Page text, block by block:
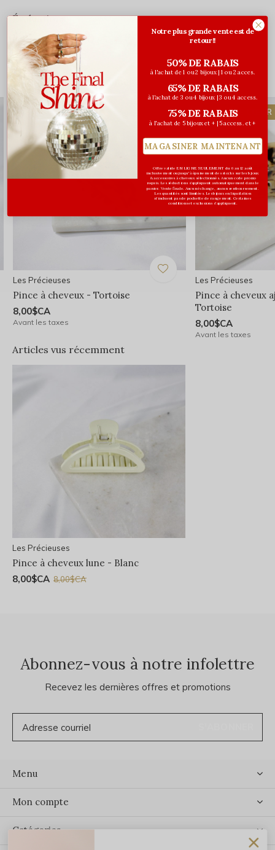
Évaluations
Vous pourriez aussi aimer...
Les Précieuses
Pince à cheveux - Tortoise
8,00$CA
Avant les taxes
COUP DE CŒUR
Les Précieuses
Pince à cheveux
Tortoise
8,00$CA
Avant les taxes
Articles vus récemment
Les Précieuses
Pince à cheveux lune - Blanc
8,00$CA 8,00$CA
Abonnez-vous à notre infolettre
Recevez les dernières offres et promotions
Menu
Mon compte
Catégories
Notre plus grande vente est de
retour!!
50% DE RABAIS
à l'achat de 1 ou 2 bijoux | 1 ou 2 acces.
65% DE RABAIS
à l'achat de 3 ou 4 bijoux | 3 ou 4 access.
75% DE RABAIS
à l'achat de 5 bijoux et + | 5 access. et +
MAGASINER MAINTENANT
Offre valide EN LIGNE SEULEMENT du 6 au 12 août
inclusivement ou jusqu'à épuisement des stocks sur les bijoux
& accessoires à cheveux sélectionnés. Aucun code promo
requis. Les réductions s’appliquent automatiquement dans le
panier. Vente finale. Aucun échange, aucun remboursement.
Les quantités sont limitées. Les bijoux en liquidation
n'incluent pas de pochette de rangement. Certaines
conditions et exclusions s'appliquent.